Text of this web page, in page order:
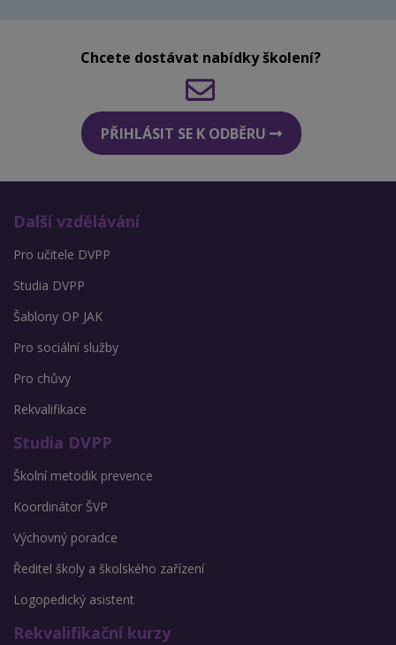
Chcete dostávat nabídky školení?
PŘIHLÁSIT SE K ODBĚRU
Další vzdělávání
Pro učitele DVPP
Studia DVPP
Šablony OP JAK
Pro sociální služby
Pro chůvy
Rekvalifikace
Studia DVPP
Školní metodik prevence
Koordinátor ŠVP
Výchovný poradce
Ředitel školy a školského zařízení
Logopedický asistent
Rekvalifikační kurzy